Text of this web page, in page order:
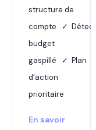
structure de
compte ✓
budget
gaspillé ✓ Plan
d’action
prioritaire
En savoir